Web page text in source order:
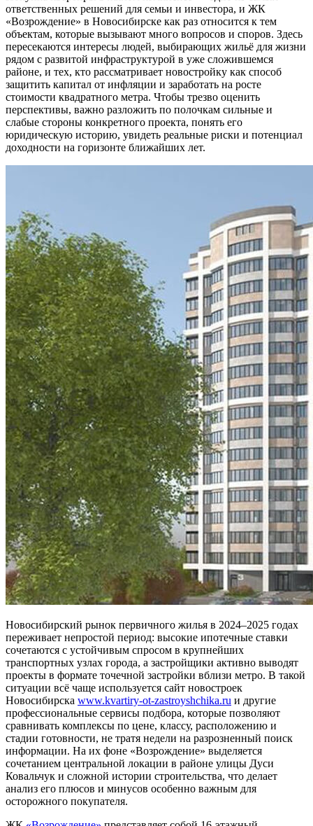
ответственных решений для семьи и инвестора, и ЖК
«Возрождение» в Новосибирске как раз относится к тем
объектам, которые вызывают много вопросов и споров. Здесь
пересекаются интересы людей, выбирающих жильё для жизни
рядом с развитой инфраструктурой в уже сложившемся
районе, и тех, кто рассматривает новостройку как способ
защитить капитал от инфляции и заработать на росте
стоимости квадратного метра. Чтобы трезво оценить
перспективы, важно разложить по полочкам сильные и
слабые стороны конкретного проекта, понять его
юридическую историю, увидеть реальные риски и потенциал
доходности на горизонте ближайших лет.
Новосибирский рынок первичного жилья в 2024–2025 годах
переживает непростой период: высокие ипотечные ставки
сочетаются с устойчивым спросом в крупнейших
транспортных узлах города, а застройщики активно выводят
проекты в формате точечной застройки вблизи метро. В такой
ситуации всё чаще используется сайт новостроек
Новосибирска www.kvartiry-ot-zastroyshchika.ru и другие
профессиональные сервисы подбора, которые позволяют
сравнивать комплексы по цене, классу, расположению и
стадии готовности, не тратя недели на разрозненный поиск
информации. На их фоне «Возрождение» выделяется
сочетанием центральной локации в районе улицы Дуси
Ковальчук и сложной истории строительства, что делает
анализ его плюсов и минусов особенно важным для
осторожного покупателя.